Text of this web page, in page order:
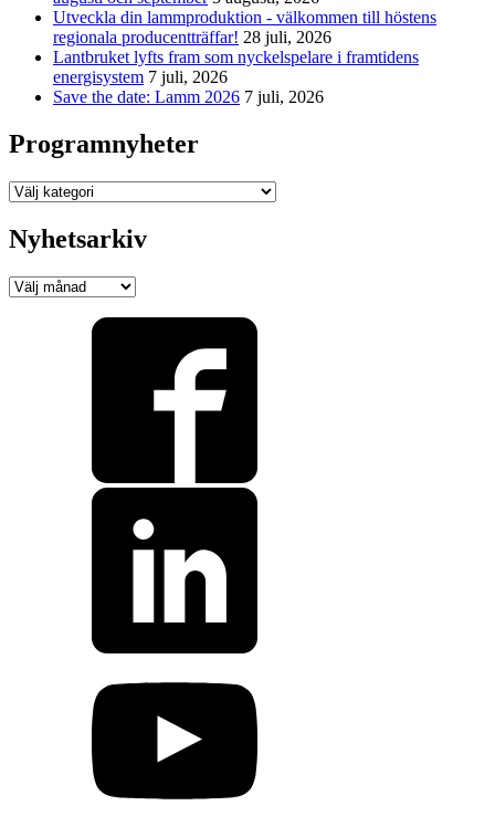
Utveckla din lammproduktion - välkommen till höstens
regionala producentträffar! 28 juli, 2026
Lantbruket lyfts fram som nyckelspelare i framtidens
energisystem 7 juli, 2026
Save the date: Lamm 2026 7 juli, 2026
Programnyheter
Programnyheter
Nyhetsarkiv
Nyhetsarkiv